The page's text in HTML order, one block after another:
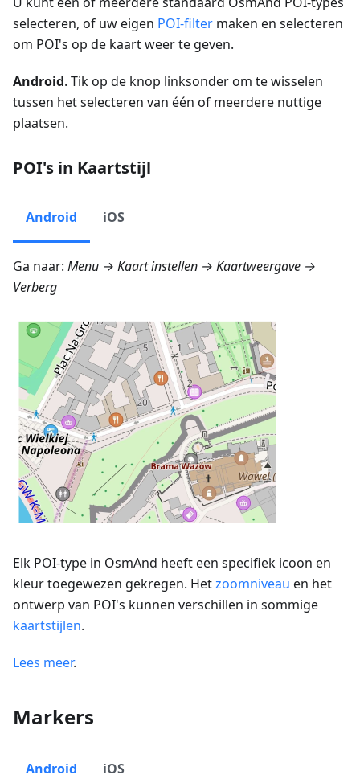
selecteren, of uw eigen POI-filter maken en selecteren
om POI's op de kaart weer te geven.
Android. Tik op de knop linksonder om te wisselen
tussen het selecteren van één of meerdere nuttige
plaatsen.
POI's in Kaartstijl
Android iOS
Ga naar: Menu → Kaart instellen → Kaartweergave →
Verberg
Elk POI-type in OsmAnd heeft een specifiek icoon en
kleur toegewezen gekregen. Hetzoomniveau en het
ontwerp van POI's kunnen verschillen in sommige
kaartstijlen.
Lees meer.
Markers
Android iOS